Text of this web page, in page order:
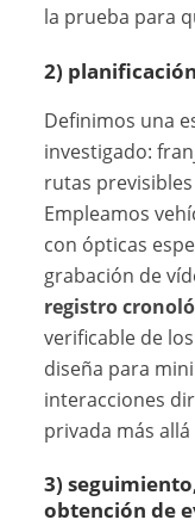
la prueba para
2)
Definimos una
investigado:
rutas
Empleamos
con ópticas
grabación de
registro
verificable de
diseña para
interacciones
privada más
3)
obtención de